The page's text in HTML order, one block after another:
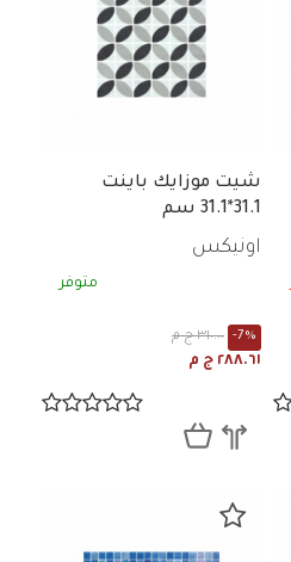
شيت موزايك باينت
31.1*31.1 سم
اونيكس
متوفر
٣١٠.٠٠ ج م -7%
٢٨٨.٦١ ج م